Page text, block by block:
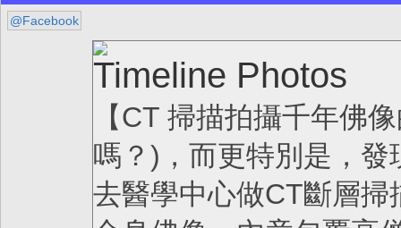
@Facebook
Timeline Photos
【CT 掃描拍攝千年佛
嗎？)，而更特別是，
去醫學中心做CT斷層